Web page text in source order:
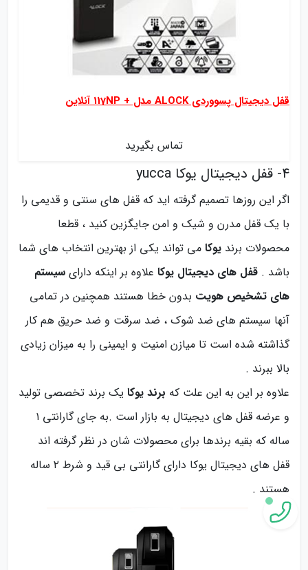
قفل دیجیتال پسووردی ALOCK مدل + 117NP ‌‌آنلاین
تماس بگیرید
4- قفل دیجیتال یوکا yucca
اگر این روزها تصمیم گرفته اید که قفل های سنتی و قدیمی را
با یک قفل مدرن و شیک و امن جایگزین کنید ، قطعا
محصولات برند یوکا می تواند یکی از بهترین انتخاب های شما
باشد . قفل های دیجیتال یوکا علاوه بر اینکه دارای سیستم
های تشخیص هویت بدون خطا هستند همچنین در تمامی
آنها سیستم های ضد شوک ، ضد سرقت و ضد حریق هم کار
گذاشته شده است تا میازن امنیت و ایمینی را به میزان زیادی
بالا ببرند .
علاوه بر این به این علت که برند یوکا یک برند تخصصی تولید
و عرضه قفل های دیجیتال به بازار است .به جای گارانتی ۱
ساله که بقیه برندها برای محصولات شان در نظر گرفته اند
قفل های دیجیتال یوکا دارای گارانتی بی قید و شرط ۲ ساله
هستند .